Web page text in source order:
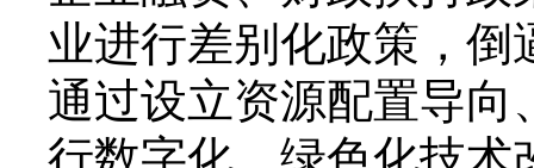
业进行差别化政策，
通过设立资源配置导